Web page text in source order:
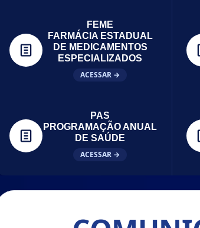
FEME
FARMÁCIA ESTADUAL
DE MEDICAMENTOS
ESPECIALIZADOS
ACESSAR →
PAS
PROGRAMAÇÃO ANUAL
DE SAÚDE
ACESSAR →